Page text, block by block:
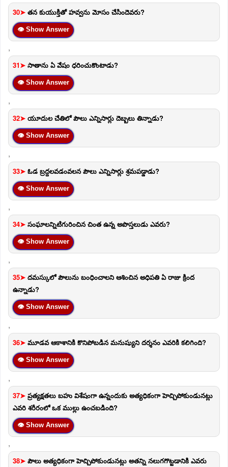
30➤ తన కుయుక్తితో హవ్వను మోసం చేసిందెవరు?
👁 Show Answer
,
31➤ సాతాను ఏ వేషం ధరించుకొంటాడు?
👁 Show Answer
,
32➤ యూదుల చేతిలో పౌలు ఎన్నిసార్లు దెబ్బలు తిన్నాడు?
👁 Show Answer
,
33➤ ఓడ బ్రద్దలవడంవలన పౌలు ఎన్నిసార్లు శ్రమపడ్డాడు?
👁 Show Answer
,
34➤ సంఘాలన్నిటిగురించిన చింత ఉన్న అపొస్తలుడు ఎవరు?
👁 Show Answer
,
35➤ దమస్కులో పౌలును బంధించాలని ఆశించిన అధిపతి ఏ రాజు క్రింద
ఉన్నాడు?
👁 Show Answer
,
36➤ మూడవ ఆకాశానికి కొనిపోబడిన మనుష్యుని దర్శనం ఎవరికి కలిగింది?
👁 Show Answer
,
37➤ ప్రత్యక్షతలు బహు విశేషంగా ఉన్నందుకు అత్యధికంగా హెచ్చిపోకుండునట్లు
ఎవరి శరీరంలో ఒక ముల్లు ఉంచబడింది?
👁 Show Answer
,
38➤ పౌలు అత్యధికంగా హెచ్చిపోకుండునట్లు అతన్ని నలుగగొట్టడానికి ఎవరు